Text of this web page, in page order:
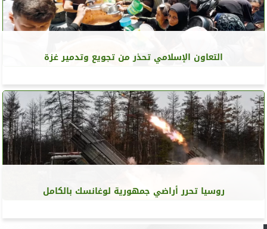
التعاون الإسلامي تحذر من تجويع وتدمير غزة
روسيا تحرر أراضي جمهورية لوغانسك بالكامل